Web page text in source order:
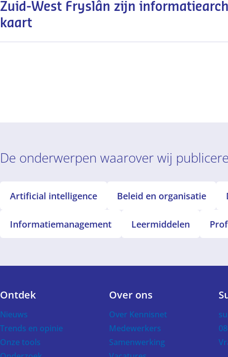
Zuid-West Fryslân zijn
kaart
De onderwerpen waarover wij
Artificial intelligence Beleid en organisatie
Informatiemanagement Leermiddelen
Voet
Ontdek
Nieuws
Trends en opinie
Onze tools
Over ons
Over Kennisnet
Medewerkers
Samenwerking